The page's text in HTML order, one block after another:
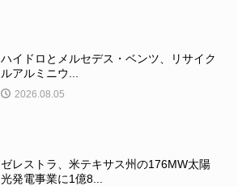
ハイドロとメルセデス・ベンツ、リサイク
ルアルミニウ...
2026.08.05
ゼレストラ、米テキサス州の176MW太陽
光発電事業に1億8...